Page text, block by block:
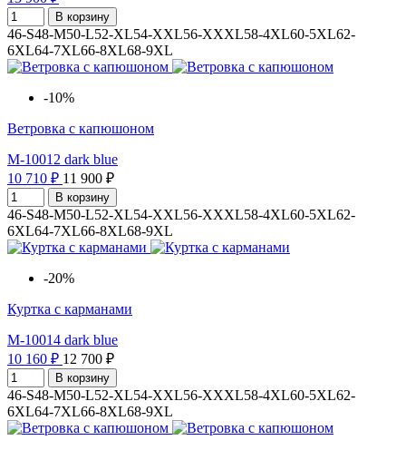
В корзину
46-S48-M50-L52-XL54-XXL56-XXXL58-4XL60-5XL62-
6XL64-7XL66-8XL68-9XL
-10%
Ветровка с капюшоном
M-10012 dark blue
10 710 ₽ 11 900 ₽
В корзину
46-S48-M50-L52-XL54-XXL56-XXXL58-4XL60-5XL62-
6XL64-7XL66-8XL68-9XL
-20%
Куртка с карманами
M-10014 dark blue
10 160 ₽ 12 700 ₽
В корзину
46-S48-M50-L52-XL54-XXL56-XXXL58-4XL60-5XL62-
6XL64-7XL66-8XL68-9XL